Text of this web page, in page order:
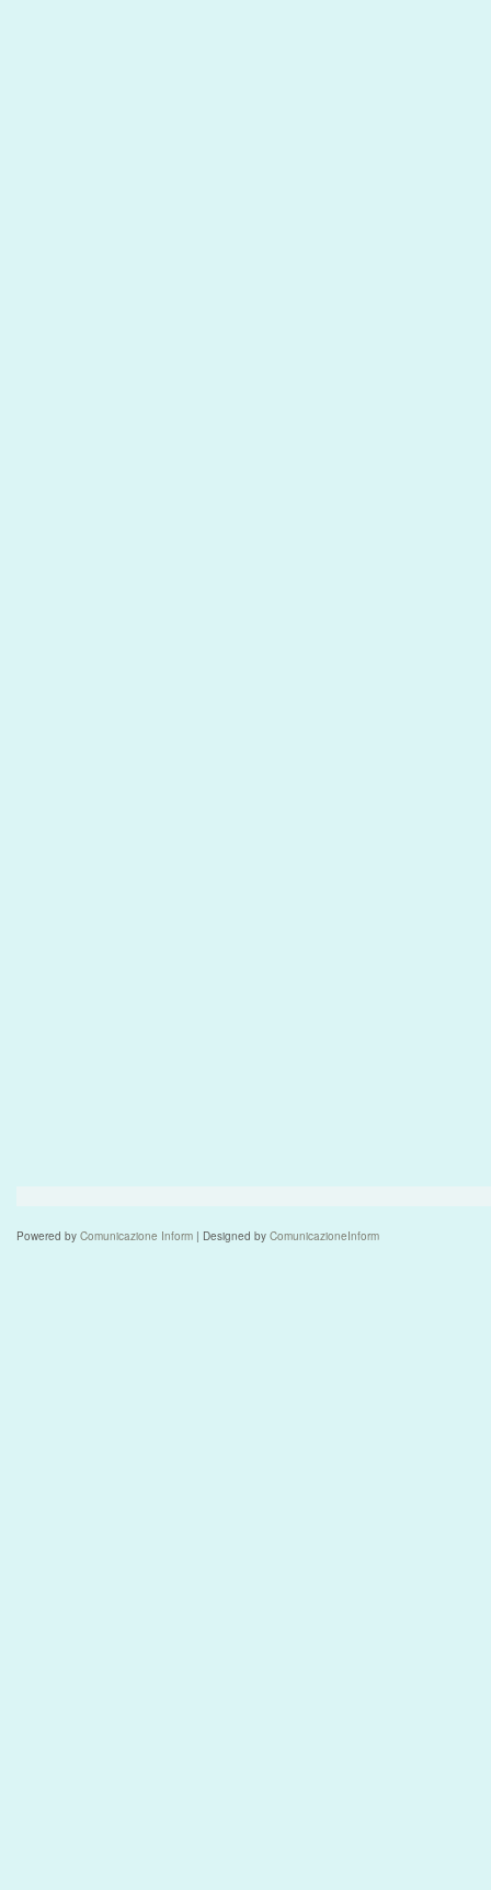
Powered by Comunicazione Inform | Designed by ComunicazioneInform